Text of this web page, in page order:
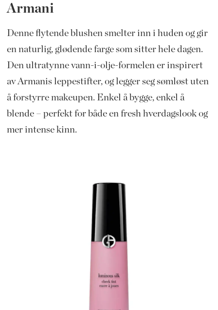
Armani
Denne flytende blushen smelter inn i huden og gir
en naturlig, glødende farge som sitter hele dagen.
Den ultratynne vann-i-olje-formelen er inspirert
av Armanis leppestifter, og legger seg sømløst uten
å forstyrre makeupen. Enkel å bygge, enkel å
blende – perfekt for både en fresh hverdagslook og
mer intense kinn.